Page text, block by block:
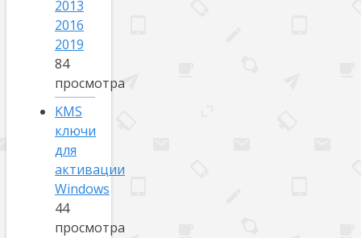
2013
2016
2019
84
просмотра
KMS
ключи
для
активации
Windows
44
просмотра